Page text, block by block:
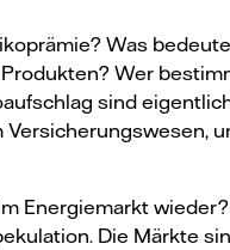
Was
Wer
sind
Energiemarkt
Die Märkte